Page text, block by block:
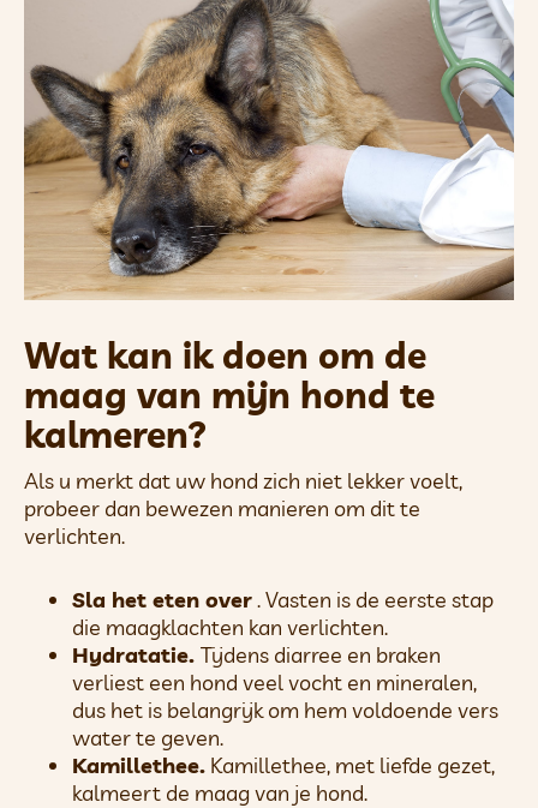
Wat kan ik doen om de
maag van mijn hond te
kalmeren?
Als u merkt dat uw hond zich niet lekker voelt,
probeer dan bewezen manieren om dit te
verlichten.
Sla het eten over. Vasten is de eerste stap
die maagklachten kan verlichten.
Hydratatie. Tijdens diarree en braken
verliest een hond veel vocht en mineralen,
dus het is belangrijk om hem voldoende vers
water te geven.
Kamillethee. Kamillethee, met liefde gezet,
kalmeert de maag van je hond.